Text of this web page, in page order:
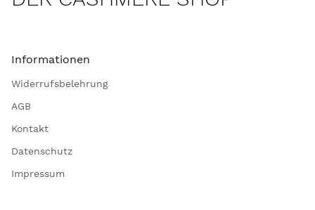
Informationen
Widerrufsbelehrung
AGB
Kontakt
Datenschutz
Impressum